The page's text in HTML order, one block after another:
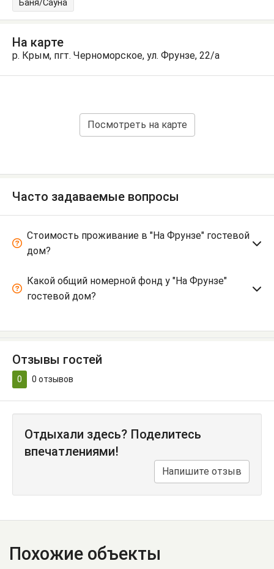
Баня/Сауна
На карте
р. Крым, пгт. Черноморское, ул. Фрунзе, 22/а
Посмотреть на карте
Часто задаваемые вопросы
Стоимость проживание в "На Фрунзе" гостевой
дом?
Какой общий номерной фонд у "На Фрунзе"
гостевой дом?
Отзывы гостей
0 0 отзывов
Отдыхали здесь? Поделитесь
впечатлениями!
Напишите отзыв
Похожие объекты